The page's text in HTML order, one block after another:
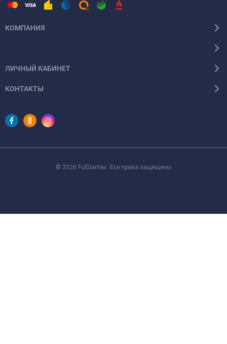
КОМПАНИЯ
ЛИЧНЫЙ КАБИНЕТ
КОНТАКТЫ
© 2026 FullSantex. Все права защищены